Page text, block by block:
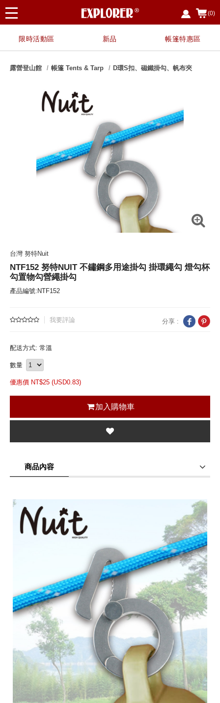
(0)
限時活動區 新品 帳篷特惠區
露營登山館 帳篷 Tents & Tarp D環S扣、磁鐵掛勾、帆布夾
台灣 努特Nuit
NTF152 努特NUIT 不鏽鋼多用途掛勾 掛環繩勾 燈勾杯
勾置物勾營繩掛勾
產品編號:NTF152
我要評論 分享 :
配送方式: 常溫
數量
優惠價 NT$25 (USD0.83)
加入購物車
商品內容